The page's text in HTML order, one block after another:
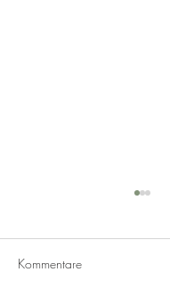
Kommentare